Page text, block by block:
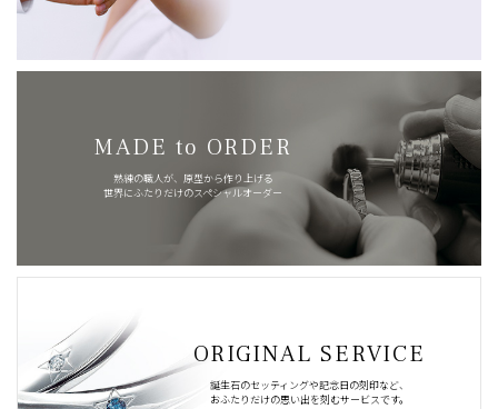
MADE to ORDER
熟練の職人が、原型から作り上げる
世界にふたりだけのスペシャルオーダー
ORIGINAL SERVICE
誕生石のセッティングや記念日の刻印など、
おふたりだけの思い出を刻むサービスです。